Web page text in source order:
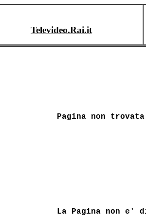
Televideo.Rai.it
Pagina non trovata
La Pagina non e'